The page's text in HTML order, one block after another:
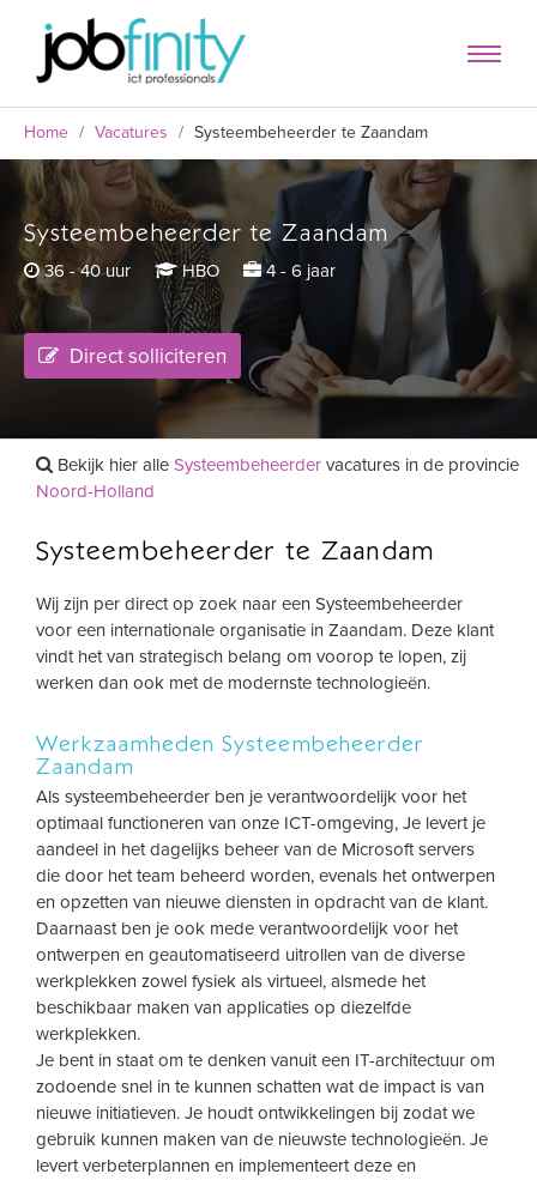
Home / Vacatures / Systeembeheerder te Zaandam
formulier
Systeembeheerder te Zaandam
36 - 40 uur HBO 4 - 6 jaar
Direct solliciteren
Bekijk hier alle Systeembeheerder vacatures in de provincie
Noord-Holland
Systeembeheerder te Zaandam
Wij zijn per direct op zoek naar een Systeembeheerder
voor een internationale organisatie in Zaandam. Deze klant
vindt het van strategisch belang om voorop te lopen, zij
werken dan ook met de modernste technologieën.
Werkzaamheden Systeembeheerder
Zaandam
Als systeembeheerder ben je verantwoordelijk voor het
optimaal functioneren van onze ICT-omgeving, Je levert je
aandeel in het dagelijks beheer van de Microsoft servers
die door het team beheerd worden, evenals het ontwerpen
en opzetten van nieuwe diensten in opdracht van de klant.
Daarnaast ben je ook mede verantwoordelijk voor het
ontwerpen en geautomatiseerd uitrollen van de diverse
werkplekken zowel fysiek als virtueel, alsmede het
beschikbaar maken van applicaties op diezelfde
werkplekken.
Je bent in staat om te denken vanuit een IT-architectuur om
zodoende snel in te kunnen schatten wat de impact is van
nieuwe initiatieven. Je houdt ontwikkelingen bij zodat we
gebruik kunnen maken van de nieuwste technologieën. Je
levert verbeterplannen en implementeert deze en